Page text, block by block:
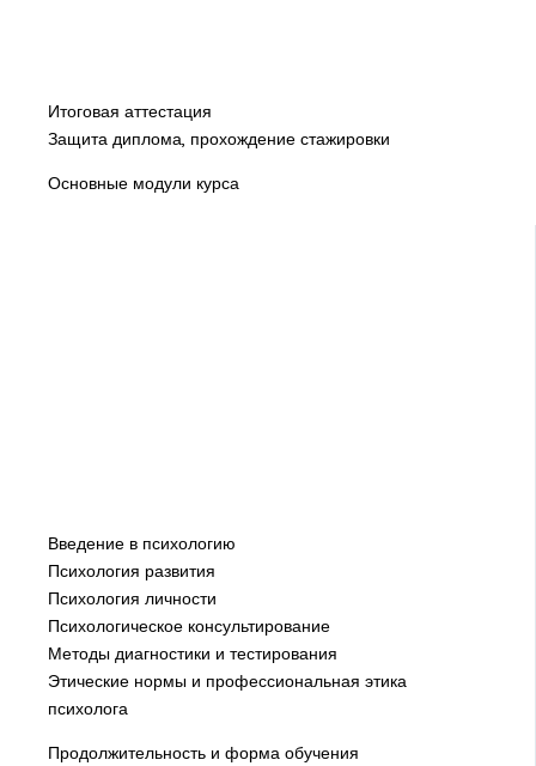
Итоговая аттестация
Защита диплома, прохождение стажировки
Основные модули курса
Введение в психологию
Психология развития
Психология личности
Психологическое консультирование
Методы диагностики и тестирования
Этические нормы и профессиональная этика
психолога
Продолжительность и форма обучения